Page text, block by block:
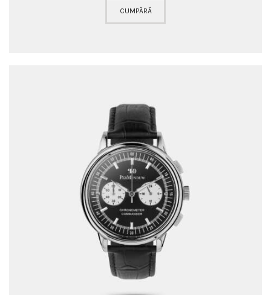
CUMPĂRĂ